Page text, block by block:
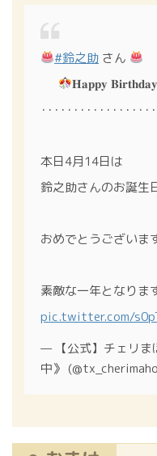
#鈴之助 さん
𝐇𝐚𝐩𝐩𝐲 𝐁𝐢𝐫𝐭𝐡𝐝𝐚𝐲
･････････････････
本日4月14日は
鈴之助さんのお誕生
おめでとうございま
素敵な一年となりま
pic.twitter.com/
— 【公式】チェリま
中》